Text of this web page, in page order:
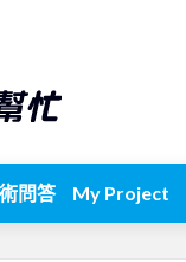
問答 My Project